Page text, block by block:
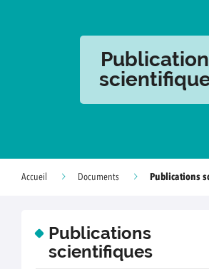
Accueil Documents Publications
Publications
scientifiques